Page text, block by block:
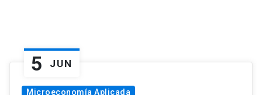
5 JUN
Microeconomía Aplicada